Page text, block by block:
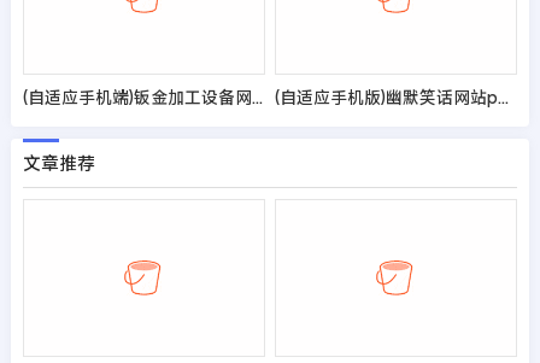
(自适应手机端)钣金加工设备网站pbootcms模板 机械制造检测网站源码 (自适应手机版)幽默笑话网站pbootcms模板 搞笑趣图类网站源码
文章推荐